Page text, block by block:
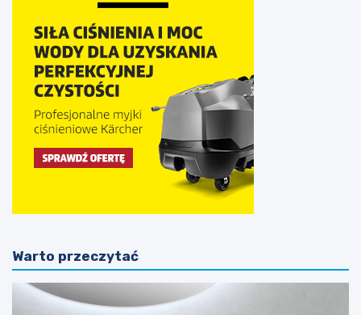
Warto przeczytać